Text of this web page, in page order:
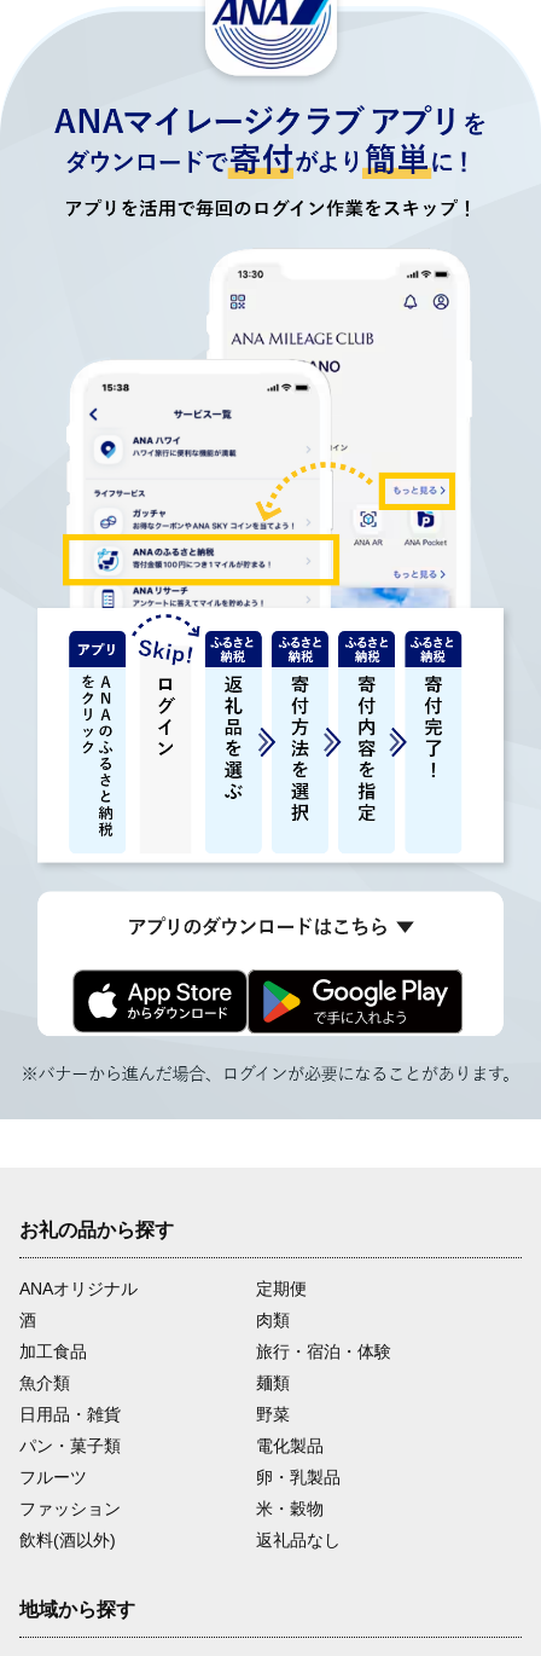
お礼の品から探す
ANAオリジナル
定期便
酒
肉類
加工食品
旅行・宿泊・体験
魚介類
麺類
日用品・雑貨
野菜
パン・菓子類
電化製品
フルーツ
卵・乳製品
ファッション
米・穀物
飲料(酒以外)
返礼品なし
地域から探す